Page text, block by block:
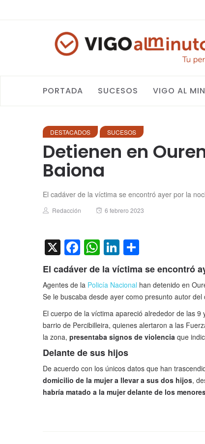
PORTADA SUCESOS VIGO AL
DESTACADOS SUCESOS
Detienen en
Baiona
El cadáver de la víctima se encontró ayer por la
Author
Redacción
Posted
6 febrero 2023
X Facebook
WhatsApp
LinkedIn
El cadáver de la víctima se encontró
Agentes de la Policía Nacional han detenido en
Se le buscaba desde ayer como presunto autor del
El cuerpo de la víctima apareció alrededor de las
barrio de Percibilleira, quienes alertaron a las
la zona, presentaba signos de violencia que
Delante de sus hijos
De acuerdo con los únicos datos que han
domicilio de la mujer a llevar a sus dos hijos,
habría matado a la mujer delante de los